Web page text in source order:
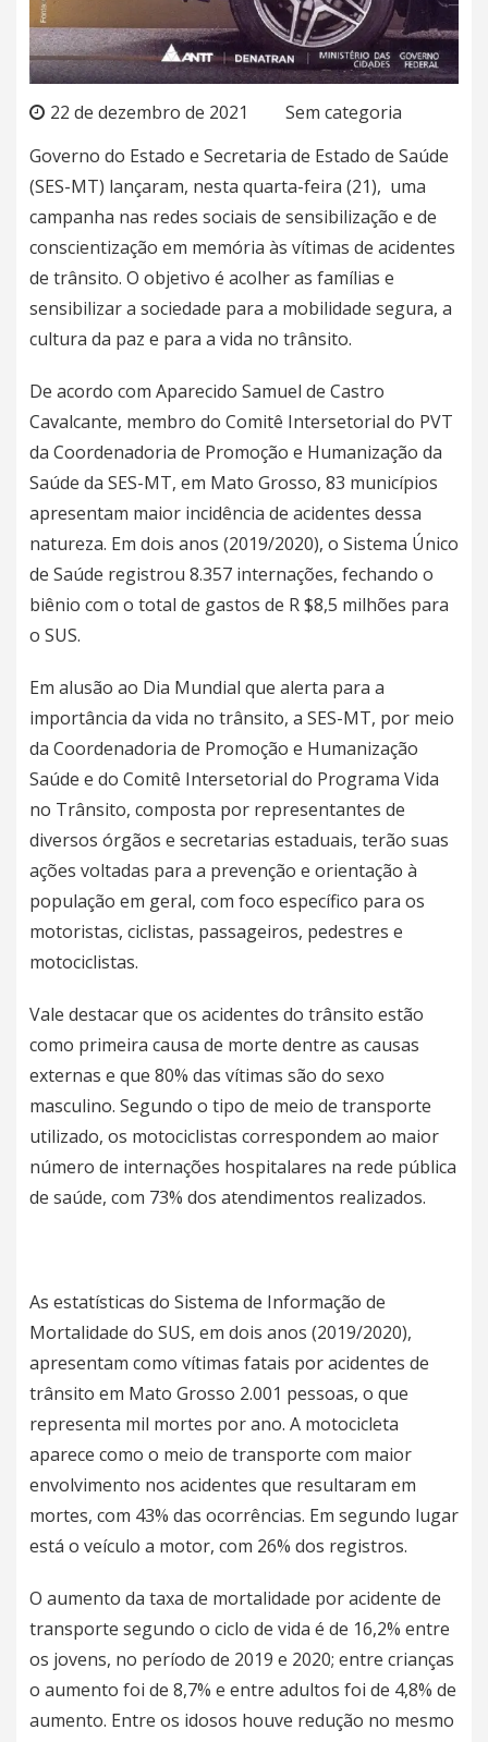
22 de dezembro de 2021
Sem categoria
Governo do Estado e Secretaria de Estado de Saúde
(SES-MT) lançaram, nesta quarta-feira (21), uma
campanha nas redes sociais de sensibilização e de
conscientização em memória às vítimas de acidentes
de trânsito. O objetivo é acolher as famílias e
sensibilizar a sociedade para a mobilidade segura, a
cultura da paz e para a vida no trânsito.
De acordo com Aparecido Samuel de Castro
Cavalcante, membro do Comitê Intersetorial do PVT
da Coordenadoria de Promoção e Humanização da
Saúde da SES-MT, em Mato Grosso, 83 municípios
apresentam maior incidência de acidentes dessa
natureza. Em dois anos (2019/2020), o Sistema Único
de Saúde registrou 8.357 internações, fechando o
biênio com o total de gastos de R $8,5 milhões para
o SUS.
Em alusão ao Dia Mundial que alerta para a
importância da vida no trânsito, a SES-MT, por meio
da Coordenadoria de Promoção e Humanização
Saúde e do Comitê Intersetorial do Programa Vida
no Trânsito, composta por representantes de
diversos órgãos e secretarias estaduais, terão suas
ações voltadas para a prevenção e orientação à
população em geral, com foco específico para os
motoristas, ciclistas, passageiros, pedestres e
motociclistas.
Vale destacar que os acidentes do trânsito estão
como primeira causa de morte dentre as causas
externas e que 80% das vítimas são do sexo
masculino. Segundo o tipo de meio de transporte
utilizado, os motociclistas correspondem ao maior
número de internações hospitalares na rede pública
de saúde, com 73% dos atendimentos realizados.
As estatísticas do Sistema de Informação de
Mortalidade do SUS, em dois anos (2019/2020),
apresentam como vítimas fatais por acidentes de
trânsito em Mato Grosso 2.001 pessoas, o que
representa mil mortes por ano. A motocicleta
aparece como o meio de transporte com maior
envolvimento nos acidentes que resultaram em
mortes, com 43% das ocorrências. Em segundo lugar
está o veículo a motor, com 26% dos registros.
O aumento da taxa de mortalidade por acidente de
transporte segundo o ciclo de vida é de 16,2% entre
os jovens, no período de 2019 e 2020; entre crianças
o aumento foi de 8,7% e entre adultos foi de 4,8% de
aumento. Entre os idosos houve redução no mesmo